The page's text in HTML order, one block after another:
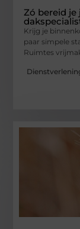
Zó bereid je
Krijg je
paar simpele
Ruimtes